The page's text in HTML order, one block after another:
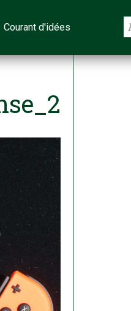
Courant d'idées